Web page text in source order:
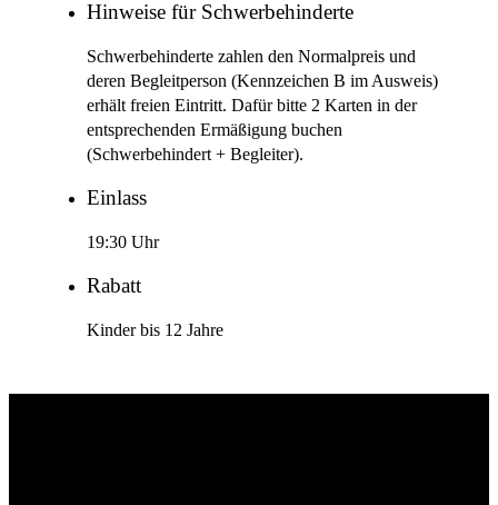
Hinweise für Schwerbehinderte
Schwerbehinderte zahlen den Normalpreis und
deren Begleitperson (Kennzeichen B im Ausweis)
erhält freien Eintritt. Dafür bitte 2 Karten in der
entsprechenden Ermäßigung buchen
(Schwerbehindert + Begleiter).
Einlass
19:30 Uhr
Rabatt
Kinder bis 12 Jahre